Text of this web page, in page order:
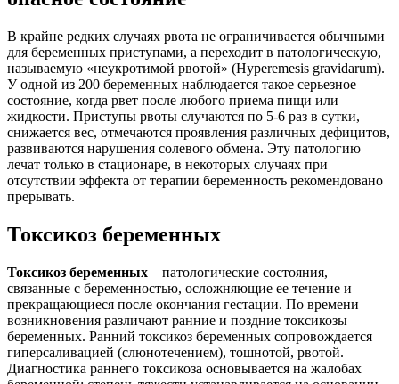
В крайне редких случаях рвота не ограничивается обычными
для беременных приступами, а переходит в патологическую,
называемую «неукротимой рвотой» (Hyperemesis gravidarum).
У одной из 200 беременных наблюдается такое серьезное
состояние, когда рвет после любого приема пищи или
жидкости. Приступы рвоты случаются по 5-6 раз в сутки,
снижается вес, отмечаются проявления различных дефицитов,
развиваются нарушения солевого обмена. Эту патологию
лечат только в стационаре, в некоторых случаях при
отсутствии эффекта от терапии беременность рекомендовано
прерывать.
Токсикоз беременных
Токсикоз беременных – патологические состояния,
связанные с беременностью, осложняющие ее течение и
прекращающиеся после окончания гестации. По времени
возникновения различают ранние и поздние токсикозы
беременных. Ранний токсикоз беременных сопровождается
гиперсаливацией (слюнотечением), тошнотой, рвотой.
Диагностика раннего токсикоза основывается на жалобах